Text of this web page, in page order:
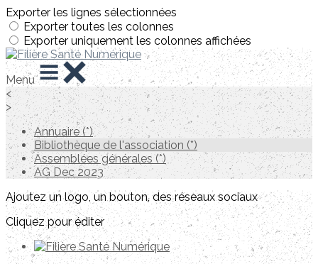
Exporter les lignes sélectionnées
Exporter toutes les colonnes
Exporter uniquement les colonnes affichées
Menu
<
>
Annuaire (*)
Bibliothèque de l'association (*)
Assemblées générales (*)
AG Dec 2023
Ajoutez un logo, un bouton, des réseaux sociaux
Cliquez pour éditer